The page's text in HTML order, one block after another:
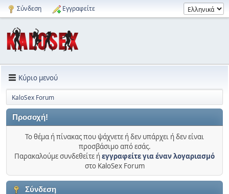
Σύνδεση Εγγραφείτε
Κύριο μενού
KaloSex Forum
Προσοχή!
Το θέμα ή πίνακας που ψάχνετε ή δεν υπάρχει ή δεν είναι
προσβάσιμο από εσάς.
Παρακαλούμε συνδεθείτε ήεγγραφείτε για έναν λογαριασμό
στο KaloSex Forum
Σύνδεση